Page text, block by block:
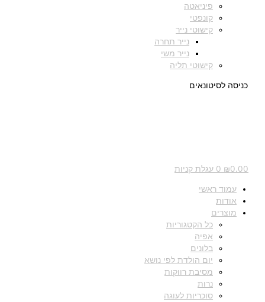
פיניאטה
קונפטי
קישוטי נייר
נייר תחרה
נייר משי
קישוטי תליה
כניסה לסיטונאים
₪0.00
0 עגלת קניות
עמוד ראשי
אודות
מוצרים
כל הקטגוריות
אפיה
בלונים
יום הולדת לפי נושא
מסיבת רווקות
נרות
סוכריות לעוגה